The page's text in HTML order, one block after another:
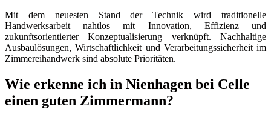
Mit dem neuesten Stand der Technik wird traditionelle
Handwerksarbeit nahtlos mit Innovation, Effizienz und
zukunftsorientierter Konzeptualisierung verknüpft. Nachhaltige
Ausbaulösungen, Wirtschaftlichkeit und Verarbeitungssicherheit im
Zimmereihandwerk sind absolute Prioritäten.
Wie erkenne ich in Nienhagen bei Celle
einen guten Zimmermann?